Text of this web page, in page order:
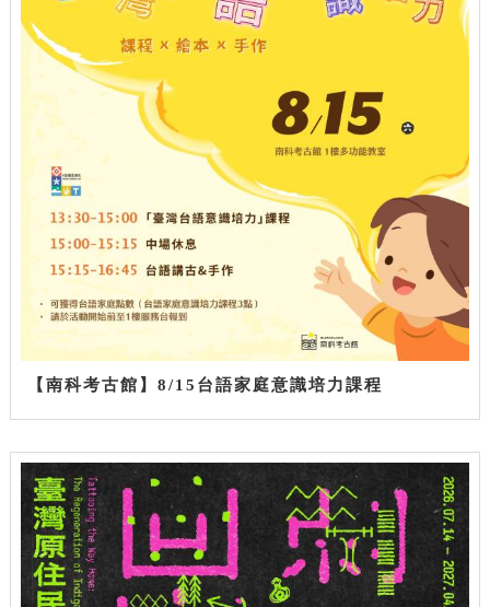
【南科考古館】8/15台語家庭意識培力課程